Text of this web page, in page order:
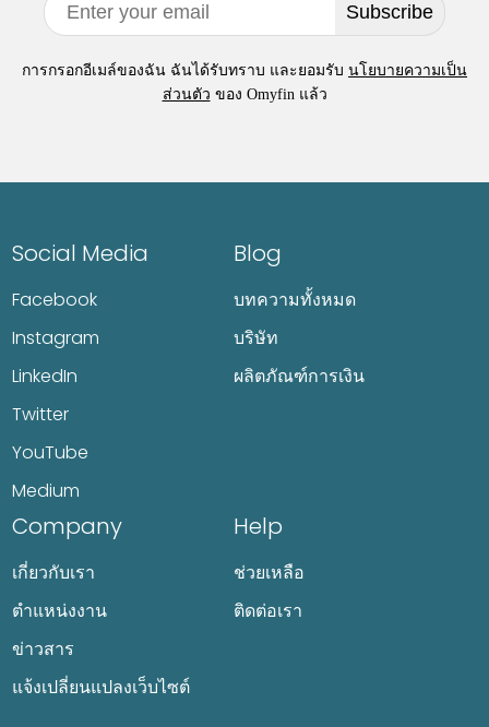
Subscribe
การกรอกอีเมล์ของฉัน ฉันได้รับทราบ และยอมรับ นโยบายความเป็น
ส่วนตัว ของ Omyfin แล้ว
Social Media
Facebook
Instagram
LinkedIn
Twitter
YouTube
Medium
Blog
บทความทั้งหมด
บริษัท
ผลิตภัณฑ์การเงิน
Company
เกี่ยวกับเรา
ตำแหน่งงาน
ข่าวสาร
แจ้งเปลี่ยนแปลงเว็บไซต์
Help
ช่วยเหลือ
ติดต่อเรา